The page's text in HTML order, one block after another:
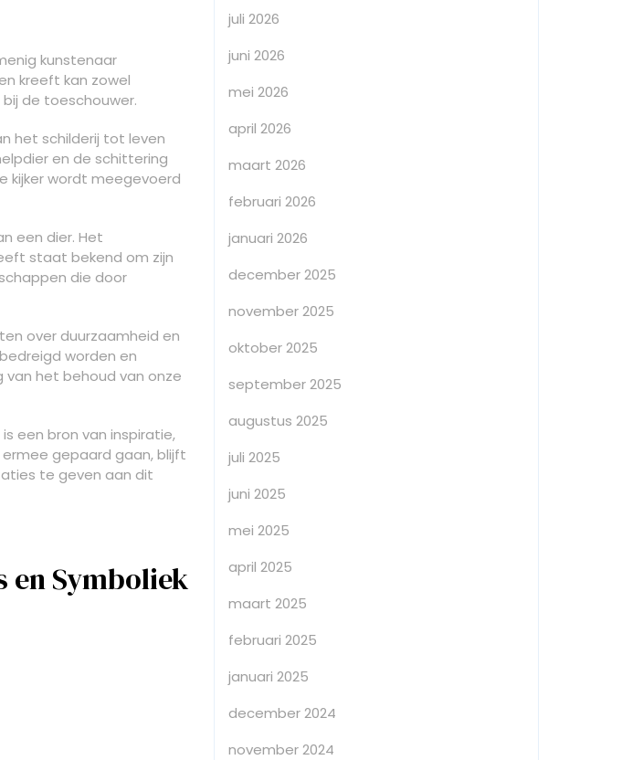
kunstenaar
kreeft kan zowel
de toeschouwer.
het schilderij tot leven
en de schittering
kijker wordt meegevoerd
een dier. Het
staat bekend om zijn
die door
over duurzaamheid en
worden en
van het behoud van onze
een bron van inspiratie,
gepaard gaan, blijft
te geven aan dit
en Symboliek
juli 2026
juni 2026
mei 2026
april 2026
maart 2026
februari 2026
januari 2026
december 2025
november 2025
oktober 2025
september 2025
augustus 2025
juli 2025
juni 2025
mei 2025
april 2025
maart 2025
februari 2025
januari 2025
december 2024
november 2024